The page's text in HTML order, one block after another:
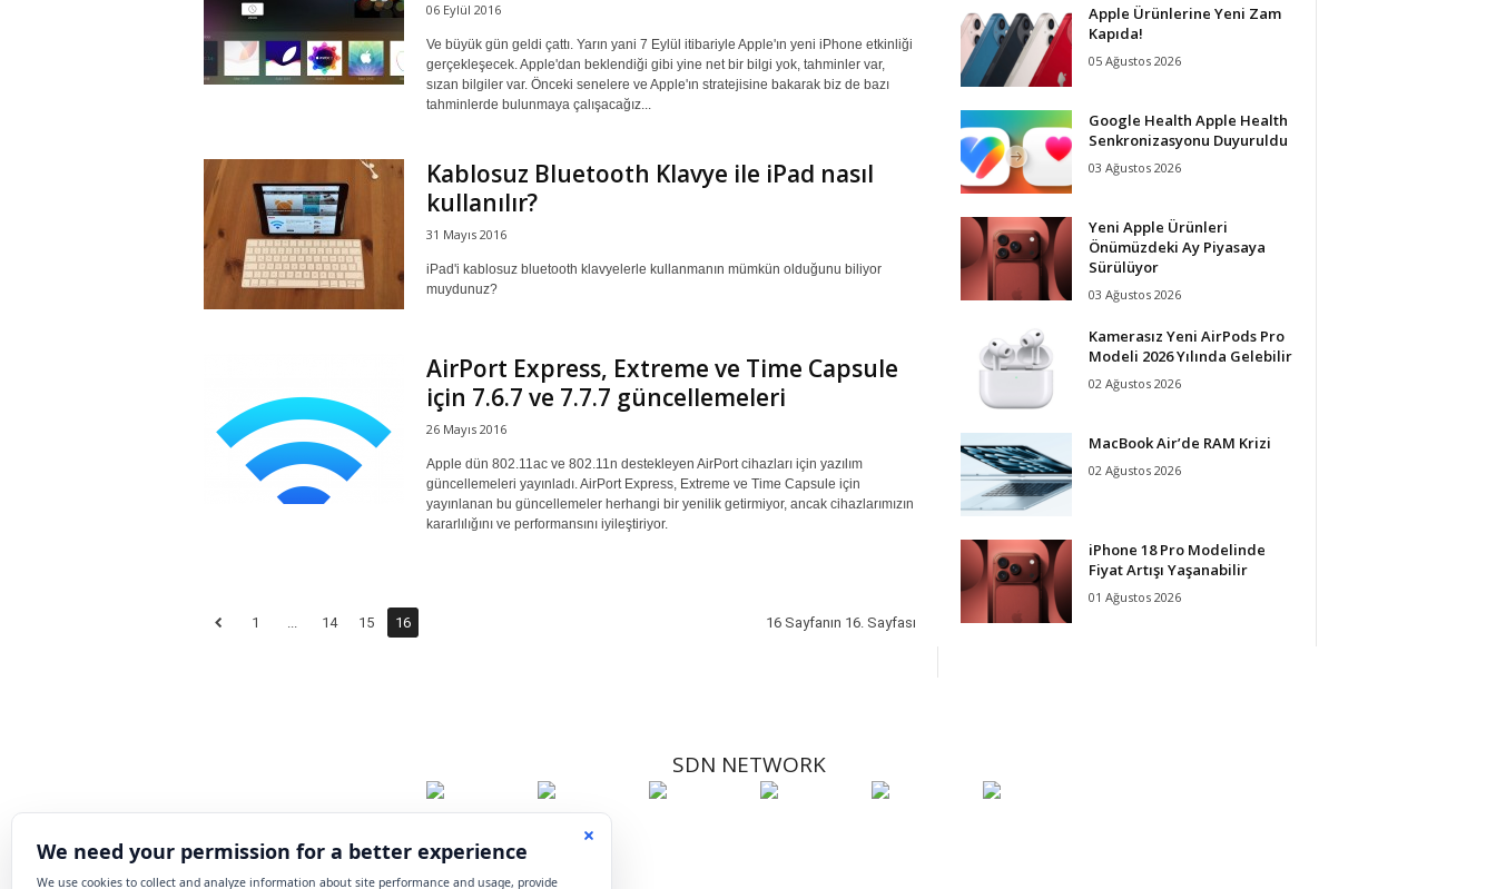
06 Eylül 2016
Ve büyük gün geldi çattı. Yarın yani 7 Eylül itibariyle Apple'ın yeni iPhone etkinliği
gerçekleşecek. Apple'dan beklendiği gibi yine net bir bilgi yok, tahminler var,
sızan bilgiler var. Önceki senelere ve Apple'ın stratejisine bakarak biz de bazı
tahminlerde bulunmaya çalışacağız...
Kablosuz Bluetooth Klavye ile iPad nasıl
kullanılır?
31 Mayıs 2016
iPad'i kablosuz bluetooth klavyelerle kullanmanın mümkün olduğunu biliyor
muydunuz?
AirPort Express, Extreme ve Time Capsule
için 7.6.7 ve 7.7.7 güncellemeleri
26 Mayıs 2016
Apple dün 802.11ac ve 802.11n destekleyen AirPort cihazları için yazılım
güncellemeleri yayınladı. AirPort Express, Extreme ve Time Capsule için
yayınlanan bu güncellemeler herhangi bir yenilik getirmiyor, ancak cihazlarımızın
kararlılığını ve performansını iyileştiriyor.
1 ... 14 15 16 16 Sayfanın 16. Sayfası
Apple Ürünlerine Yeni Zam
Kapıda!
05 Ağustos 2026
Google Health Apple Health
Senkronizasyonu Duyuruldu
03 Ağustos 2026
Yeni Apple Ürünleri
Önümüzdeki Ay Piyasaya
Sürülüyor
03 Ağustos 2026
Kamerasız Yeni AirPods Pro
Modeli 2026 Yılında Gelebilir
02 Ağustos 2026
MacBook Air’de RAM Krizi
02 Ağustos 2026
iPhone 18 Pro Modelinde
Fiyat Artışı Yaşanabilir
01 Ağustos 2026
SDN NETWORK